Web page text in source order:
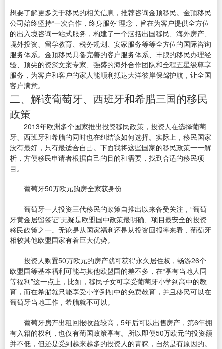
想要了解更多关于移民的相关信息，推荐咨询金顶移民。金顶移民
公司始终坚持“一次合作，终身服务”理念，旨在为客户提供全方位
的出入境咨询一站式服务，构建了一个涵括出国移民、海外房产、
境外投资、留学教育、税务规划、安家服务等等全方位的国际咨询
服务体系。金顶移民具备完善的客户服务体系、丰腴的移民办理经
验、顶尖的资深文案专家、强盛的海外合作团队和全程五星级尊享
服务，为客户和客户的家人能顺利抵达大洋彼岸保驾护航，让全国
客户满意。
二、解读葡萄牙、西班牙和希腊三国的移民
政策
2013年欧洲多个国家推出投资移民政策，投资人在选择葡萄
牙、西班牙和希腊的同时也在纠结该如何选择。实际上，移民国家
没有最好，只有最适合自己。下面我将这些国家的移民政策一一解
析，方便移民申请者根据自己的目的和需要，找到合适的移民项
目。
葡萄牙50万欧元购房全家获身份
葡萄牙一人投资三代移民的政策自推出以来备受关注，“葡萄
牙黄金居留签证”无疑是欧盟国中政策最明确、项目最安全的投资
移民政策之一。无论是从国家福利还是从投资回报率来看，葡萄牙
相较其他欧盟国家有着巨大优势。
投资人购置50万欧元的房产就可获得永久居住权，畅游26个
欧盟国等基本福利可能与其他欧盟国的差不多，在“享有当地人同
等福利”这一点上，比如，移民子女可享受葡萄牙小学到高中的教
育，而在希腊就只能享受小学到初中的免费教育，并且移民可以在
葡萄牙当地工作，希腊就不可以。
葡萄牙房产出租回报收益较高，5年后可以出售房产，第6年拥
有入籍的权利，也仅有葡国政策享有。所以即便50万欧元的投资额
并不低，但还是受到越来越多的投资人的青睐，自然是有原因的。